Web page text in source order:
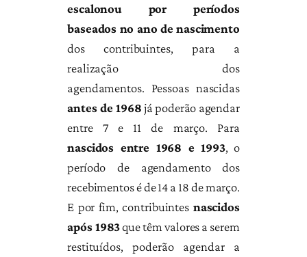
escalonou por períodos
baseados no ano de nascimento
dos contribuintes, para a
realização dos
agendamentos. Pessoas nascidas
antes de 1968já poderão agendar
entre 7 e 11 de março. Para
nascidos entre 1968 e 1993, o
período de agendamento dos
recebimentos é de 14 a 18 de março.
E por fim, contribuintes nascidos
após 1983que têm valores a serem
restituídos, poderão agendar a